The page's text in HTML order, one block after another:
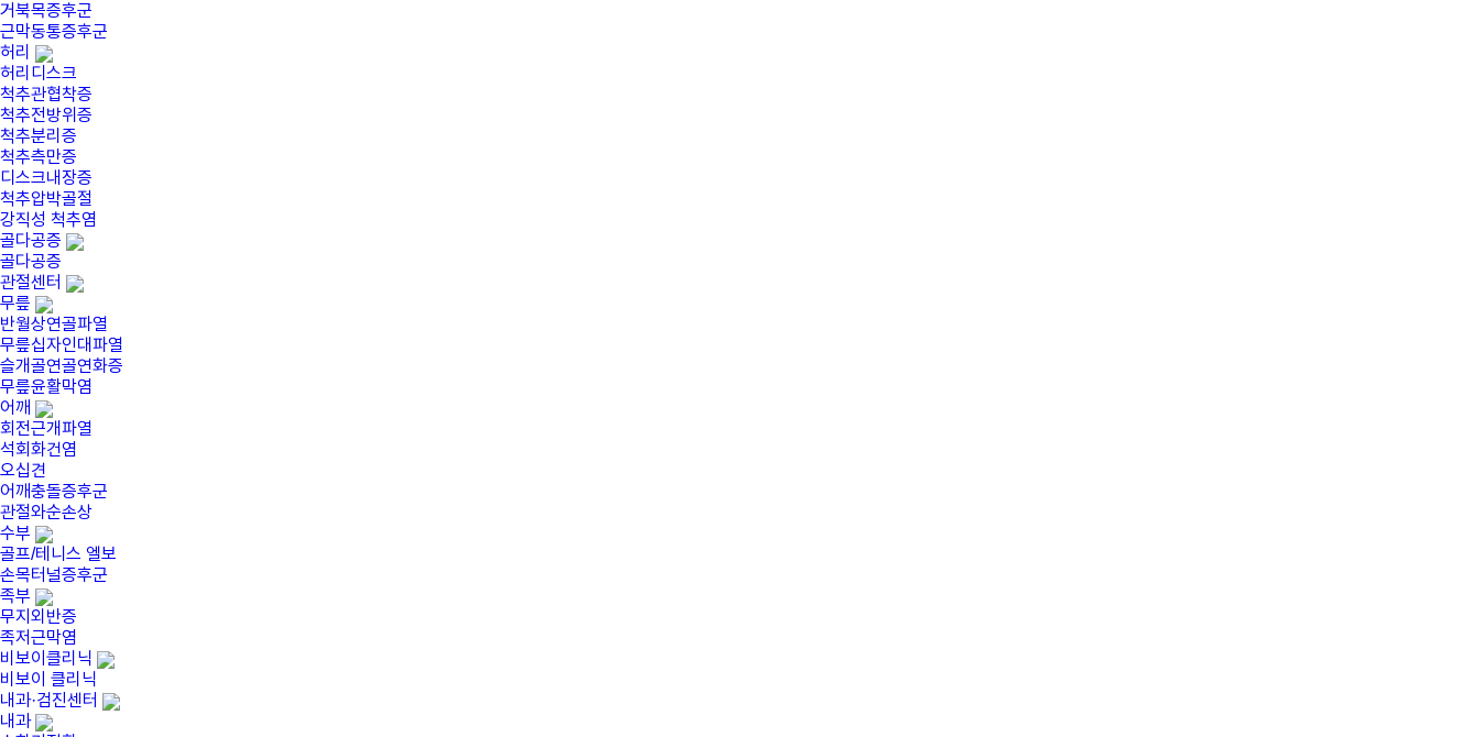
거북목증후군
근막동통증후군
허리
허리디스크
척추관협착증
척추전방위증
척추분리증
척추측만증
디스크내장증
척추압박골절
강직성 척추염
골다공증
골다공증
관절센터
무릎
반월상연골파열
무릎십자인대파열
슬개골연골연화증
무릎윤활막염
어깨
회전근개파열
석회화건염
오십견
어깨충돌증후군
관절와순손상
수부
골프/테니스 엘보
손목터널증후군
족부
무지외반증
족저근막염
비보이클리닉
비보이 클리닉
내과·검진센터
내과